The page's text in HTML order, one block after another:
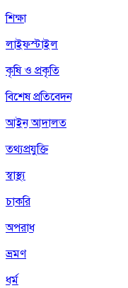
শিক্ষা
লাইফস্টাইল
কৃষি ও প্রকৃতি
বিশেষ প্রতিবেদন
আইন আদালত
তথ্যপ্রযুক্তি
স্বাস্থ্য
চাকরি
অপরাধ
ভ্রমণ
ধর্ম